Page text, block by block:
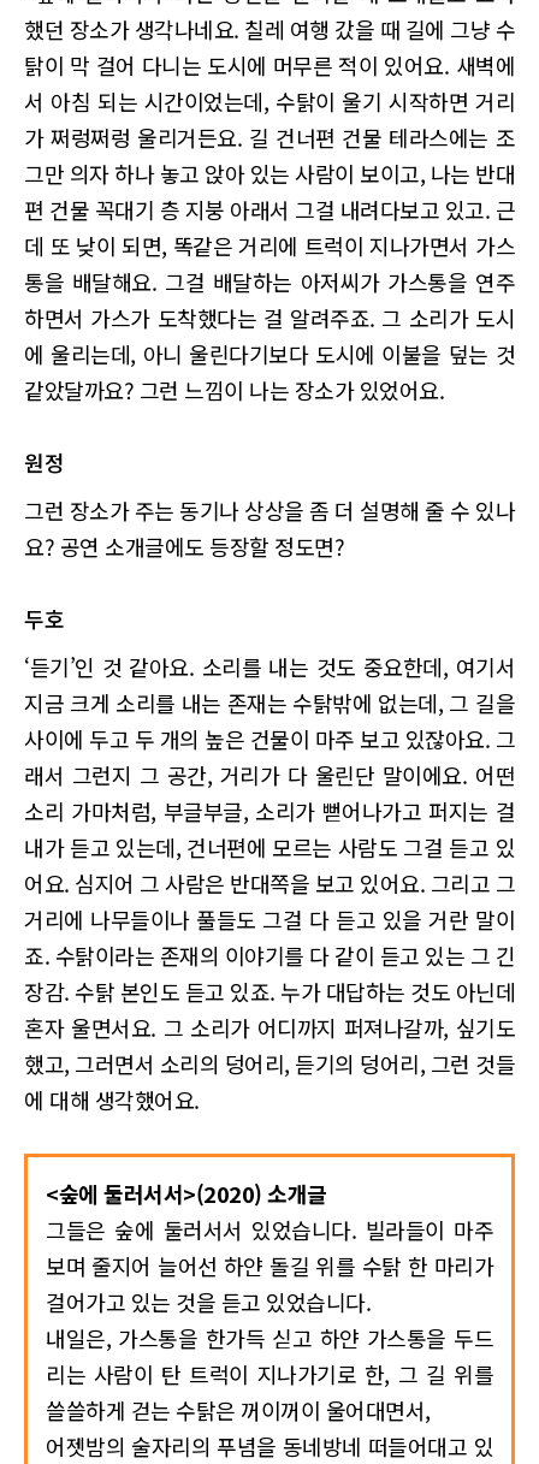
했던 장소가 생각나네요. 칠레 여행 갔을 때 길에 그냥 수
탉이 막 걸어 다니는 도시에 머무른 적이 있어요. 새벽에
서 아침 되는 시간이었는데, 수탉이 울기 시작하면 거리
가 쩌렁쩌렁 울리거든요. 길 건너편 건물 테라스에는 조
그만 의자 하나 놓고 앉아 있는 사람이 보이고, 나는 반대
편 건물 꼭대기 층 지붕 아래서 그걸 내려다보고 있고. 근
데 또 낮이 되면, 똑같은 거리에 트럭이 지나가면서 가스
통을 배달해요. 그걸 배달하는 아저씨가 가스통을 연주
하면서 가스가 도착했다는 걸 알려주죠. 그 소리가 도시
에 울리는데, 아니 울린다기보다 도시에 이불을 덮는 것
같았달까요? 그런 느낌이 나는 장소가 있었어요.
원정
그런 장소가 주는 동기나 상상을 좀 더 설명해 줄 수 있나
요? 공연 소개글에도 등장할 정도면?
두호
‘듣기’인 것 같아요. 소리를 내는 것도 중요한데, 여기서
지금 크게 소리를 내는 존재는 수탉밖에 없는데, 그 길을
사이에 두고 두 개의 높은 건물이 마주 보고 있잖아요. 그
래서 그런지 그 공간, 거리가 다 울린단 말이에요. 어떤
소리 가마처럼, 부글부글, 소리가 뻗어나가고 퍼지는 걸
내가 듣고 있는데, 건너편에 모르는 사람도 그걸 듣고 있
어요. 심지어 그 사람은 반대쪽을 보고 있어요. 그리고 그
거리에 나무들이나 풀들도 그걸 다 듣고 있을 거란 말이
죠. 수탉이라는 존재의 이야기를 다 같이 듣고 있는 그 긴
장감. 수탉 본인도 듣고 있죠. 누가 대답하는 것도 아닌데
혼자 울면서요. 그 소리가 어디까지 퍼져나갈까, 싶기도
했고, 그러면서 소리의 덩어리, 듣기의 덩어리, 그런 것들
에 대해 생각했어요.
<숲에 둘러서서>(2020) 소개글
그들은 숲에 둘러서서 있었습니다. 빌라들이 마주
보며 줄지어 늘어선 하얀 돌길 위를 수탉 한 마리가
걸어가고 있는 것을 듣고 있었습니다.
내일은, 가스통을 한가득 싣고 하얀 가스통을 두드
리는 사람이 탄 트럭이 지나가기로 한, 그 길 위를
쓸쓸하게 걷는 수탉은 꺼이꺼이 울어대면서,
어젯밤의 술자리의 푸념을 동네방네 떠들어대고 있